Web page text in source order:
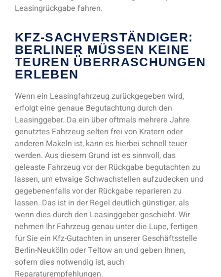
Leasingrückgabe fahren.
KFZ-SACHVERSTÄNDIGER:
BERLINER MÜSSEN KEINE
TEUREN ÜBERRASCHUNGEN
ERLEBEN
Wenn ein Leasingfahrzeug zurückgegeben wird,
erfolgt eine genaue Begutachtung durch den
Leasinggeber. Da ein über oftmals mehrere Jahre
genutztes Fahrzeug selten frei von Kratern oder
anderen Makeln ist, kann es hierbei schnell teuer
werden. Aus diesem Grund ist es sinnvoll, das
geleaste Fahrzeug vor der Rückgabe begutachten zu
lassen, um etwaige Schwachstellen aufzudecken und
gegebenenfalls vor der Rückgabe reparieren zu
lassen. Das ist in der Regel deutlich günstiger, als
wenn dies durch den Leasinggeber geschieht. Wir
nehmen Ihr Fahrzeug genau unter die Lupe, fertigen
für Sie ein Kfz-Gutachten in unserer Geschäftsstelle
Berlin-Neukölln oder Teltow an und geben Ihnen,
sofern dies notwendig ist, auch
Reparaturempfehlungen.